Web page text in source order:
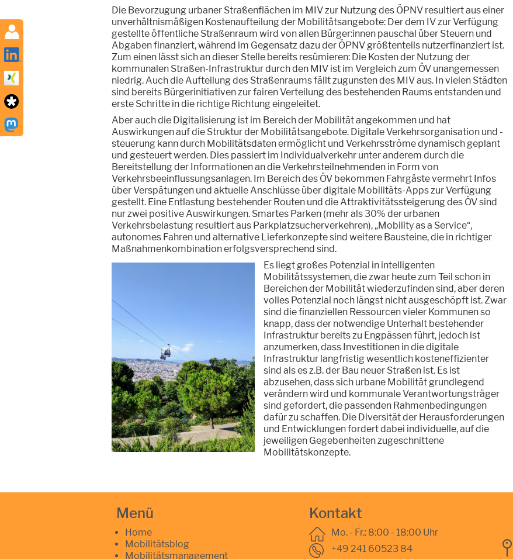
Die Bevorzugung urbaner Straßenflächen im MIV zur Nutzung des ÖPNV resultiert aus einer
unverhältnismäßigen Kostenaufteilung der Mobilitätsangebote: Der dem IV zur Verfügung
gestellte öffentliche Straßenraum wird von allen Bürger:innen pauschal über Steuern und
Abgaben finanziert, während im Gegensatz dazu der ÖPNV größtenteils nutzerfinanziert ist.
Zum einen lässt sich an dieser Stelle bereits resümieren: Die Kosten der Nutzung der
kommunalen Straßen-Infrastruktur durch den MIV ist im Vergleich zum ÖV unangemessen
niedrig. Auch die Aufteilung des Straßenraums fällt zugunsten des MIV aus. In vielen Städten
sind bereits Bürgerinitiativen zur fairen Verteilung des bestehenden Raums entstanden und
erste Schritte in die richtige Richtung eingeleitet.
Aber auch die Digitalisierung ist im Bereich der Mobilität angekommen und hat
Auswirkungen auf die Struktur der Mobilitätsangebote. Digitale Verkehrsorganisation und -
steuerung kann durch Mobilitätsdaten ermöglicht und Verkehrsströme dynamisch geplant
und gesteuert werden. Dies passiert im Individualverkehr unter anderem durch die
Bereitstellung der Informationen an die Verkehrsteilnehmenden in Form von
Verkehrsbeeinflussungsanlagen. Im Bereich des ÖV bekommen Fahrgäste vermehrt Infos
über Verspätungen und aktuelle Anschlüsse über digitale Mobilitäts-Apps zur Verfügung
gestellt. Eine Entlastung bestehender Routen und die Attraktivitätssteigerung des ÖV sind
nur zwei positive Auswirkungen. Smartes Parken (mehr als 30% der urbanen
Verkehrsbelastung resultiert aus Parkplatzsucherverkehren), „Mobility as a Service“,
autonomes Fahren und alternative Lieferkonzepte sind weitere Bausteine, die in richtiger
Maßnahmenkombination erfolgsversprechend sind.
Es liegt großes Potenzial in intelligenten
Mobilitätssystemen, die zwar heute zum Teil schon in
Bereichen der Mobilität wiederzufinden sind, aber deren
volles Potenzial noch längst nicht ausgeschöpft ist. Zwar
sind die finanziellen Ressourcen vieler Kommunen so
knapp, dass der notwendige Unterhalt bestehender
Infrastruktur bereits zu Engpässen führt, jedoch ist
anzumerken, dass Investitionen in die digitale
Infrastruktur langfristig wesentlich kosteneffizienter
sind als es z.B. der Bau neuer Straßen ist. Es ist
abzusehen, dass sich urbane Mobilität grundlegend
verändern wird und kommunale Verantwortungsträger
sind gefordert, die passenden Rahmenbedingungen
dafür zu schaffen. Die Diversität der Herausforderungen
und Entwicklungen fordert dabei individuelle, auf die
jeweiligen Gegebenheiten zugeschnittene
Mobilitätskonzepte.
Menü
Home
Mobilitätsblog
Mobilitätsmanagement
Kontakt
Mo. - Fr.: 8:00 - 18:00 Uhr
+49 241 60523 84